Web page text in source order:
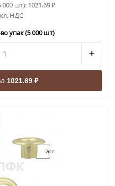
000 шт): 1021.69₽
НДС
упак (5 000 шт)
+
1021.69 ₽